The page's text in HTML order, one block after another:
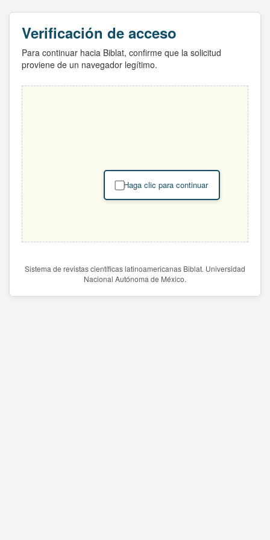
Verificación de acceso
Para continuar hacia Biblat, confirme que la solicitud
proviene de un navegador legítimo.
Haga clic para continuar
Sistema de revistas científicas latinoamericanas Biblat. Universidad
Nacional Autónoma de México.